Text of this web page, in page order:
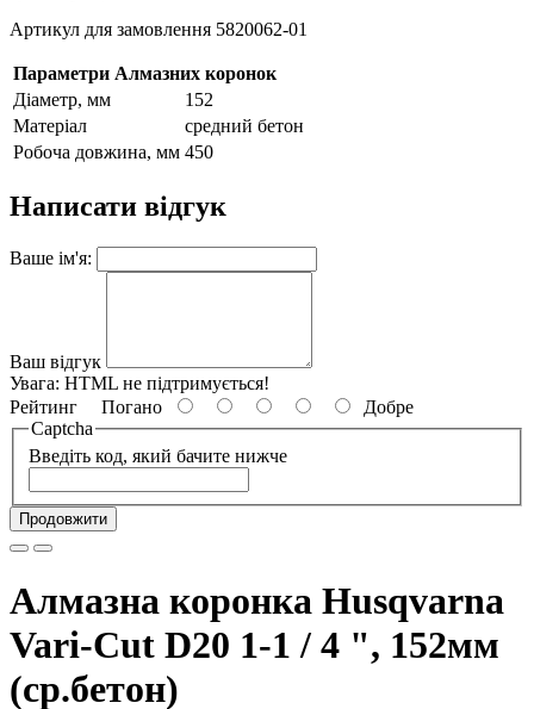
Артикул для замовлення 5820062-01
Параметри Алмазних коронок
Діаметр, мм
152
Матеріал
средний бетон
Робоча довжина, мм 450
Написати відгук
Ваше ім'я:
Ваш відгук
Увага: HTML не підтримується!
Рейтинг Погано
Добре
Captcha
Введіть код, який бачите нижче
Продовжити
Алмазна коронка Husqvarna
Vari-Cut D20 1-1 / 4 ", 152мм
(ср.бетон)